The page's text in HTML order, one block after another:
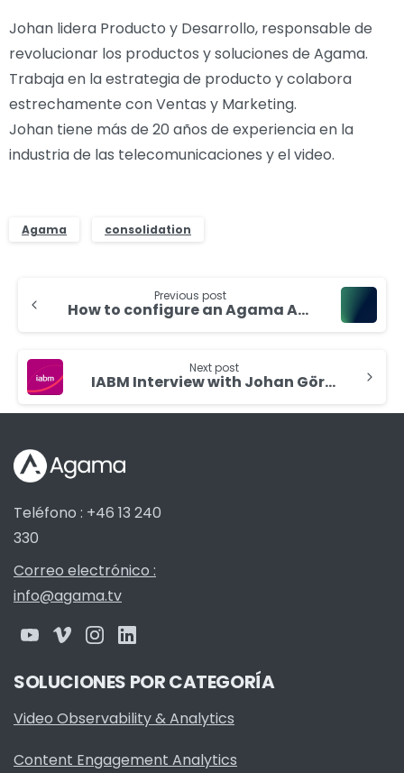
Johan lidera Producto y Desarrollo, responsable de
revolucionar los productos y soluciones de Agama.
Trabaja en la estrategia de producto y colabora
estrechamente con Ventas y Marketing.
Johan tiene más de 20 años de experiencia en la
industria de las telecomunicaciones y el video.
Agama consolidation
Reading
Previous post
How to configure an Agama Analyzer
Next post
IABM Interview with Johan Görsjö
Teléfono : +46 13 240
330
Correo electrónico :
info@agama.tv
SOLUCIONES POR CATEGORÍA
Video Observability & Analytics
Content Engagement Analytics